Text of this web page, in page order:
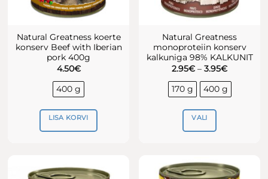
Natural Greatness koerte
konserv Beef with Iberian
pork 400g
4.50€
400 g
LISA KORVI
Natural Greatness
monoproteiin konserv
kalkuniga 98% KALKUNIT
2.95€ – 3.95€
kuni
3.95€
170 g 400 g
VALI
on